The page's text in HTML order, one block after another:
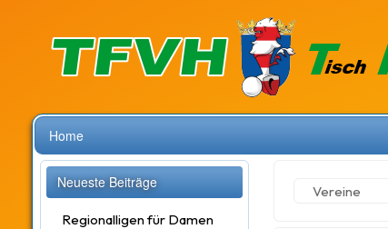
Home
Neueste Beiträge
Regionalligen für Damen
Vereine